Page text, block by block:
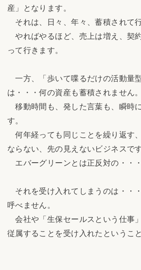
産」となります。
それは、日々、年々、蓄積されて行
やればやるほど、売上は増え、契
って行きます。
一方、「歩いて喋るだけの活動量型
は・・・何の資産も蓄積されません。
移動時間も、発した言葉も、瞬時
す。
何年経っても同じことを繰り返す
ならない、先の見えないビジネスです
エバーグリーンとは正反対の・・
それを受け入れてしまうのは・・
呼べません。
会社や「生保セールスという仕事
従属することを受け入れたというこ